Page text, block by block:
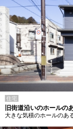
住宅
旧街道沿いのホールの
大きな気積のホールのあ